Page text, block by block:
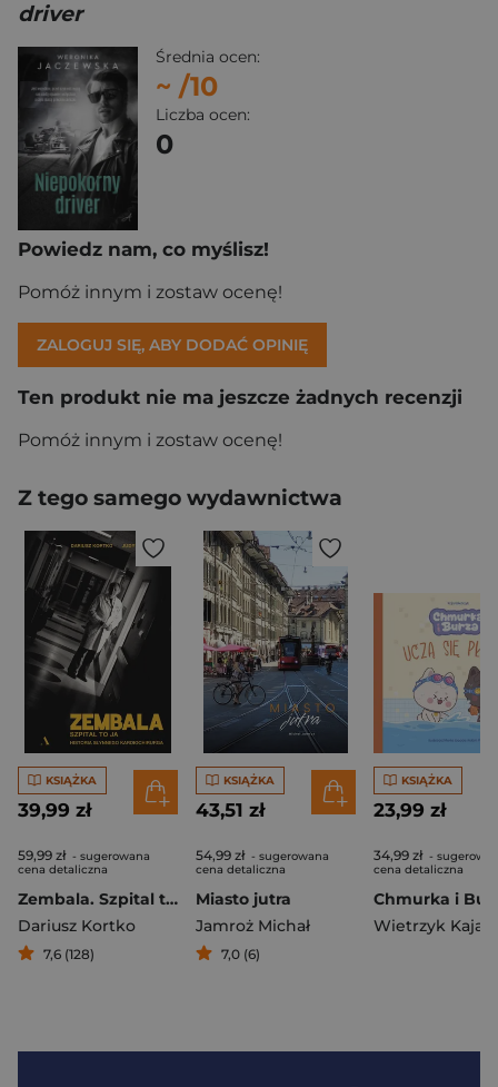
driver
Średnia ocen:
~ /10
Liczba ocen:
0
Powiedz nam, co myślisz!
Pomóż innym i zostaw ocenę!
ZALOGUJ SIĘ, ABY DODAĆ OPINIĘ
Ten produkt nie ma jeszcze żadnych recenzji
Pomóż innym i zostaw ocenę!
Z tego samego wydawnictwa
KSIĄŻKA
39,99 zł
59,99 zł - sugerowana
cena detaliczna
Zembala. Szpital to ja. Historia słynnego kardiochirurga
Dariusz Kortko
7,6 (128)
KSIĄŻKA
43,51 zł
54,99 zł - sugerowana
cena detaliczna
Miasto jutra
Jamroż Michał
7,0 (6)
KSIĄŻKA
23,99 zł
34,99 zł -
cena detaliczna
Wietrzyk Kaja